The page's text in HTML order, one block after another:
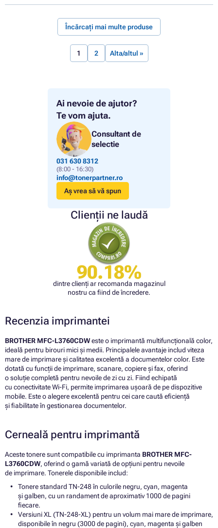
Ai nevoie de ajutor?
Te vom ajuta.
Consultant de
selectie
031 630 8312
(8:00 - 16:30)
info@tonerpartner.ro
Aș vrea să vă spun
Clienții ne laudă
90.18%
dintre clienți ar recomanda magazinul
nostru ca fiind de încredere.
Încărcați mai multe produse
1 2 Alta/altul »
Recenzia imprimantei
BROTHER MFC-L3760CDWeste o imprimantă multifuncțională color,
ideală pentru birouri mici și medii. Principalele avantaje includ viteza
mare de imprimare și calitatea excelentă a documentelor color. Este
dotată cu funcții de imprimare, scanare, copiere și fax, oferind
o soluție completă pentru nevoile de zi cu zi. Fiind echipată
cu conectivitate Wi-Fi, permite imprimarea ușoară de pe dispozitive
mobile. Este o alegere excelentă pentru cei care caută eficiență
și fiabilitate în gestionarea documentelor.
Cerneală pentru imprimantă
Aceste tonere sunt compatibile cu imprimanta BROTHER MFC-
L3760CDW, oferind o gamă variată de opțiuni pentru nevoile
de imprimare. Tonerele disponibile includ:
Tonere standard TN-248 în culorile negru, cyan, magenta
și galben, cu un randament de aproximativ 1000 de pagini
fiecare.
Versiuni XL (TN-248-XL) pentru un volum mai mare de imprimare,
disponibile în negru (3000 de pagini), cyan, magenta și galben